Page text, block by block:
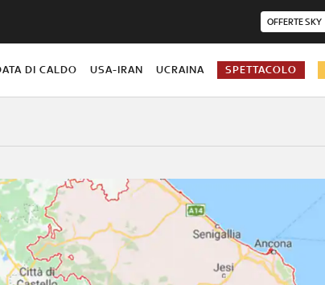
OFFERTE SKY
DI CALDO USA-IRAN UCRAINA SPETTACOLO